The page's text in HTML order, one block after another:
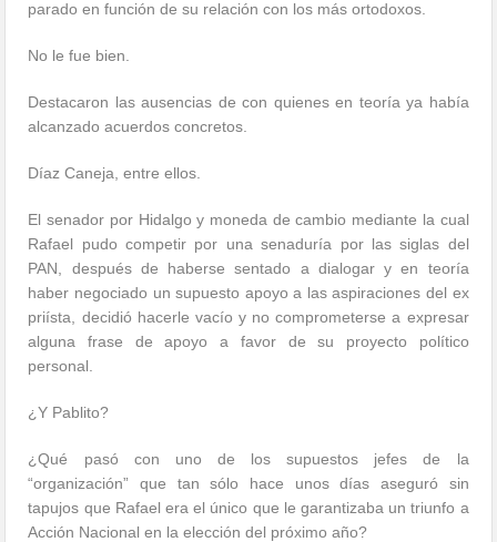
parado en función de su relación con los más ortodoxos.
No le fue bien.
Destacaron las ausencias de con quienes en teoría ya había
alcanzado acuerdos concretos.
Díaz Caneja, entre ellos.
El senador por Hidalgo y moneda de cambio mediante la cual
Rafael pudo competir por una senaduría por las siglas del
PAN, después de haberse sentado a dialogar y en teoría
haber negociado un supuesto apoyo a las aspiraciones del ex
priísta, decidió hacerle vacío y no comprometerse a expresar
alguna frase de apoyo a favor de su proyecto político
personal.
¿Y Pablito?
¿Qué pasó con uno de los supuestos jefes de la
“organización” que tan sólo hace unos días aseguró sin
tapujos que Rafael era el único que le garantizaba un triunfo a
Acción Nacional en la elección del próximo año?